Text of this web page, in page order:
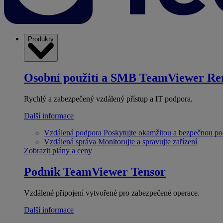
Produkty
Osobní použití a SMB TeamViewer
Rychlý a zabezpečený vzdálený přístup a IT podpora.
Další informace
Vzdálená podpora Poskytujte okamžitou a bezpečnou
Vzdálená správa Monitorujte a spravujte zařízení
Zobrazit plány a ceny
Podnik TeamViewer Tensor
Vzdálené připojení vytvořené pro zabezpečené operace.
Další informace